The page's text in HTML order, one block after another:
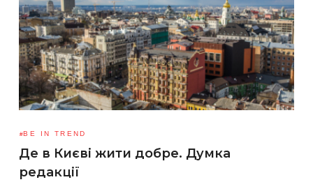
BE IN TREND
Де в Києві жити добре. Думка
редакції